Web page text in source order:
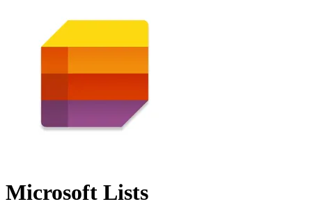
Microsoft Lists